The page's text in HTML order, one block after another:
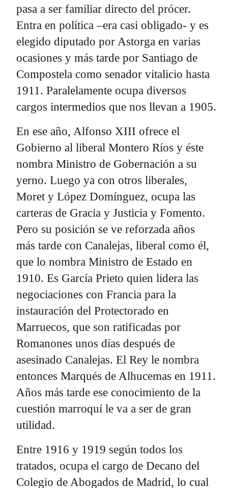
pasa a ser familiar directo del prócer.
Entra en política –era casi obligado- y es
elegido diputado por Astorga en varias
ocasiones y más tarde por Santiago de
Compostela como senador vitalicio hasta
1911. Paralelamente ocupa diversos
cargos intermedios que nos llevan a 1905.
En ese año, Alfonso XIII ofrece el
Gobierno al liberal Montero Ríos y éste
nombra Ministro de Gobernación a su
yerno. Luego ya con otros liberales,
Moret y López Domínguez, ocupa las
carteras de Gracia y Justicia y Fomento.
Pero su posición se ve reforzada años
más tarde con Canalejas, liberal como él,
que lo nombra Ministro de Estado en
1910. Es García Prieto quien lidera las
negociaciones con Francia para la
instauración del Protectorado en
Marruecos, que son ratificadas por
Romanones unos días después de
asesinado Canalejas. El Rey le nombra
entonces Marqués de Alhucemas en 1911.
Años más tarde ese conocimiento de la
cuestión marroquí le va a ser de gran
utilidad.
Entre 1916 y 1919 según todos los
tratados, ocupa el cargo de Decano del
Colegio de Abogados de Madrid, lo cual